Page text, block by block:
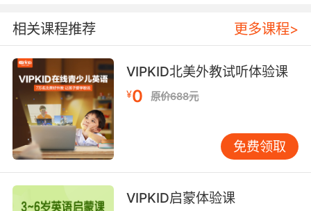
被看，那么sing和谓语动词look也要判别一次是
先后。先从远处看上去，然后看上去是遗弃的，
被遗弃的the house look looked dessert it。所
以用到了down的形式。sing from a distance。
the house looked deserted。这是状语。
最后呢补语的情况，也是判别两次，比如说 the
homework needs to be done。这里needs to
be done需要被做，需要将来被做。这里叫做to
be done。同样也是动词作补语的情况。所以整
体说来动词想做非谓语，一共是5种情况，动词做
相关课程推荐 更多课程>
VIPKID北美外教试听体验课
¥0 原价688元
免费领取
VIPKID启蒙体验课